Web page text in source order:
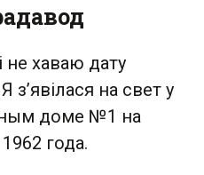
не хаваю дату
з’явілася на свет у
доме №1 на
года.